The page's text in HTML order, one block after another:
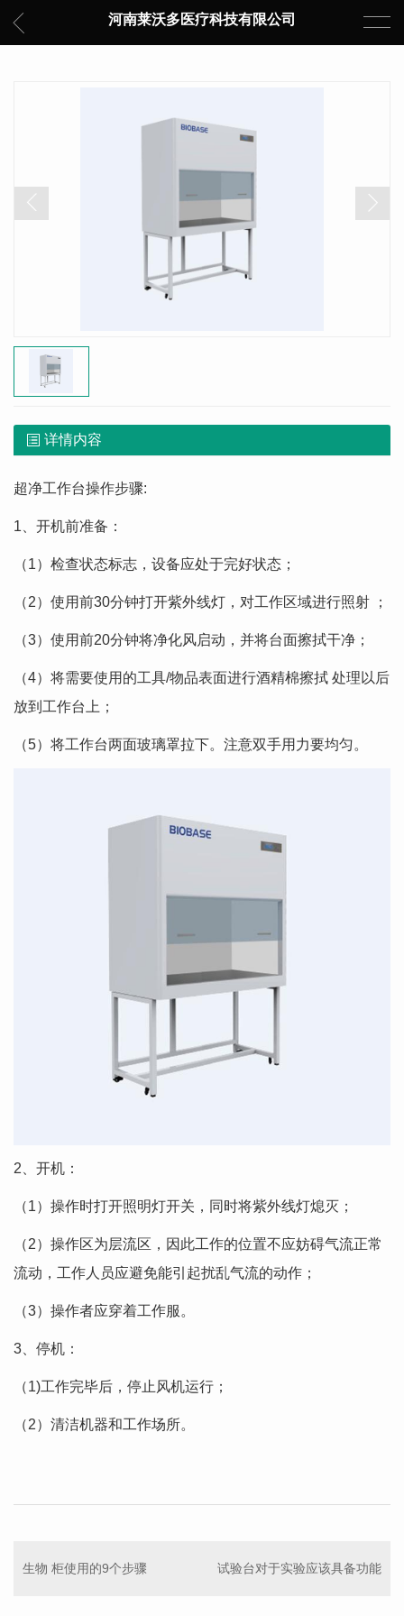
河南莱沃多医疗科技有限公司
详情内容
超净工作台操作步骤:
1、开机前准备：
（1）检查状态标志，设备应处于完好状态；
（2）使用前30分钟打开紫外线灯，对工作区域进行照射 ；
（3）使用前20分钟将净化风启动，并将台面擦拭干净；
（4）将需要使用的工具/物品表面进行酒精棉擦拭 处理以后
放到工作台上；
（5）将工作台两面玻璃罩拉下。注意双手用力要均匀。
2、开机：
（1）操作时打开照明灯开关，同时将紫外线灯熄灭；
（2）操作区为层流区，因此工作的位置不应妨碍气流正常
流动，工作人员应避免能引起扰乱气流的动作；
（3）操作者应穿着工作服。
3、停机：
（1)工作完毕后，停止风机运行；
（2）清洁机器和工作场所。
生物 柜使用的9个步骤 试验台对于实验应该具备功能